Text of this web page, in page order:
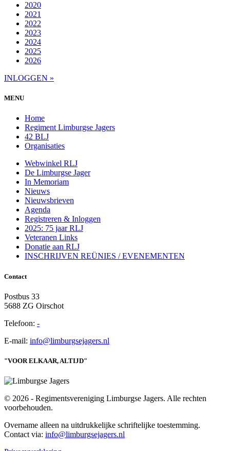
2020
2021
2022
2023
2024
2025
2026
INLOGGEN »
MENU
Home
Regiment Limburgse Jagers
42 BLJ
Organisaties
Webwinkel RLJ
De Limburgse Jager
In Memoriam
Nieuws
Nieuwsbrieven
Agenda
Registreren & Inloggen
2025: 75 jaar RLJ
Veteranen Links
Donatie aan RLJ
INSCHRIJVEN REÜNIES / EVENEMENTEN
Contact
Postbus 33
5688 ZG Oirschot
Telefoon: -
E-mail: info@limburgsejagers.nl
"VOOR ELKAAR, ALTIJD"
© 2026 - Regimentsvereniging Limburgse Jagers. Alle rechten
voorbehouden.
Overname alleen na uitdrukkelijke schriftelijke toestemming.
Contact via: info@limburgsejagers.nl